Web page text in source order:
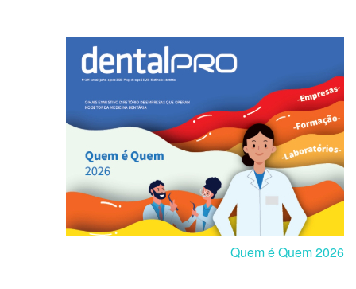
Quem é Quem 2026